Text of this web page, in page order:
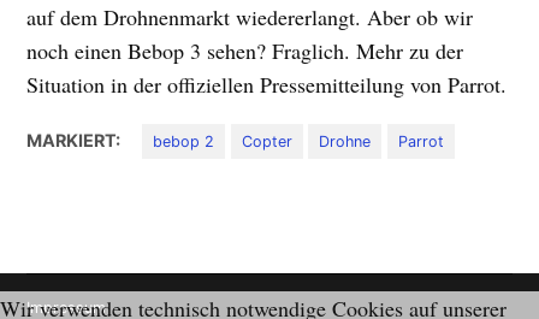
auf dem Drohnenmarkt wiedererlangt. Aber ob wir
noch einen Bebop 3 sehen? Fraglich. Mehr zu der
Situation in der offiziellen Pressemitteilung von Parrot.
MARKIERT: bebop 2 Copter Drohne Parrot
Impressum
Wir verwenden technisch notwendige Cookies auf unserer